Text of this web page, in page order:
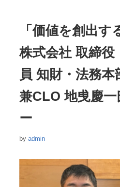
「価値を創出す
株式会社 取締
員 知財・法務
兼CLO 地曵慶
ー
by admin